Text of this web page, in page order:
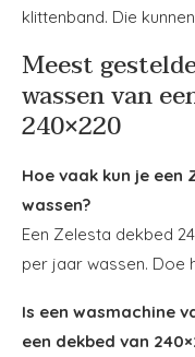
klittenband. Die
Meest
wassen van
240×220
Hoe vaak kun je
wassen?
Een Zelesta dekbed
per jaar wassen. Doe
Is een wasmachine
een dekbed van